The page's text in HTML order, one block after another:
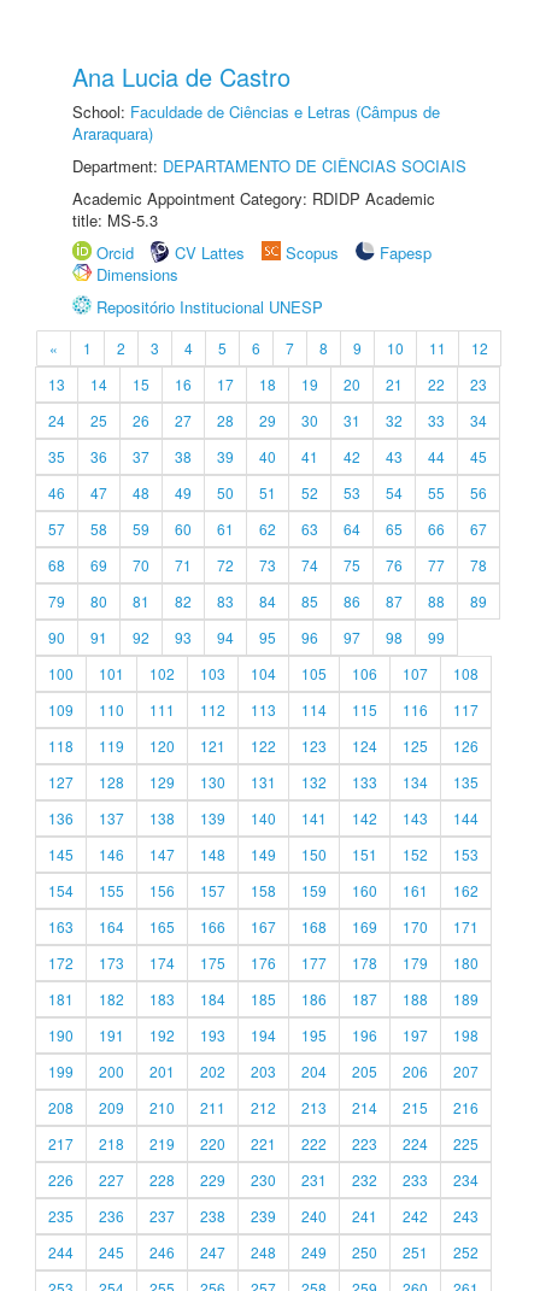
Ana Lucia de Castro
School: Faculdade de Ciências e Letras (Câmpus de
Araraquara)
Department: DEPARTAMENTO DE CIÊNCIAS SOCIAIS
Academic Appointment Category: RDIDP Academic
title: MS-5.3
Orcid
CV Lattes Scopus
Fapesp
Dimensions
Repositório Institucional UNESP
« 1 2 3 4 5 6 7 8 9 10 11
12
13
14 15 16 17 18 19 20 21 22
23
24
25 26 27 28 29 30 31 32 33
34
35
36 37 38 39 40 41 42 43 44
45
46
47 48 49 50 51 52 53 54 55
56
57
58 59 60 61 62 63 64 65 66
67
68
69 70 71 72 73 74 75 76 77
78
79
80 81 82 83 84 85 86 87 88
89
90
91 92 93 94 95 96 97 98
99
100
101 102 103 104 105 106 107
108
109
110 111 112 113 114 115 116
117
118
119 120 121 122 123 124 125
126
127
128 129 130 131 132 133 134
135
136
137 138 139 140 141 142 143
144
145
146 147 148 149 150 151 152
153
154
155 156 157 158 159 160 161
162
163
164 165 166 167 168 169 170
171
172
173 174 175 176 177 178 179
180
181
182 183 184 185 186 187 188
189
190
191 192 193 194 195 196 197
198
199
200 201 202 203 204 205 206
207
208
209 210 211 212 213 214 215
216
217
218 219 220 221 222 223 224
225
226
227 228 229 230 231 232 233
234
235
236 237 238 239 240 241 242
243
244
245 246 247 248 249 250 251
252